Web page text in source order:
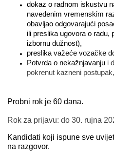
dokaz o radnom iskustvu
navedenim vremenskim
obavljao odgovarajući
ili preslika ugovora o radu,
izbornu dužnost),
preslika važeće vozačke
Potvrda o nekažnjavanju i
pokrenut kazneni
Probni rok je 60 dana.
Rok za prijavu: do 30. rujna
Kandidati koji ispune sve
na razgovor.